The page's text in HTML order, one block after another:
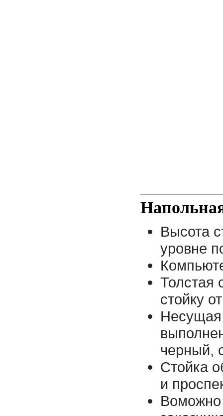
Высота
уровне
Толстая
стойку
черный,
Стойка
и
Воможно